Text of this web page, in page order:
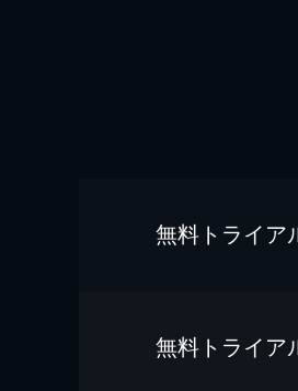
無料トライア
無料トライア